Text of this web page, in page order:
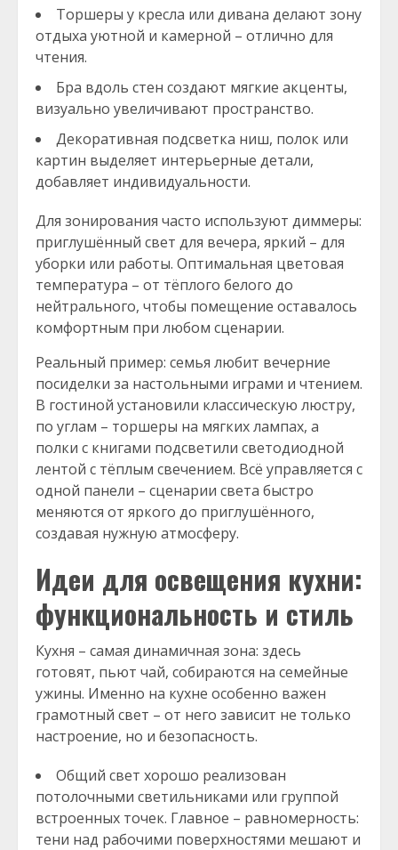
Торшеры у кресла или дивана делают зону
отдыха уютной и камерной – отлично для
чтения.
Бра вдоль стен создают мягкие акценты,
визуально увеличивают пространство.
Декоративная подсветка ниш, полок или
картин выделяет интерьерные детали,
добавляет индивидуальности.
Для зонирования часто используют диммеры:
приглушённый свет для вечера, яркий – для
уборки или работы. Оптимальная цветовая
температура – от тёплого белого до
нейтрального, чтобы помещение оставалось
комфортным при любом сценарии.
Реальный пример: семья любит вечерние
посиделки за настольными играми и чтением.
В гостиной установили классическую люстру,
по углам – торшеры на мягких лампах, а
полки с книгами подсветили светодиодной
лентой с тёплым свечением. Всё управляется с
одной панели – сценарии света быстро
меняются от яркого до приглушённого,
создавая нужную атмосферу.
Идеи для освещения кухни:
функциональность и стиль
Кухня – самая динамичная зона: здесь
готовят, пьют чай, собираются на семейные
ужины. Именно на кухне особенно важен
грамотный свет – от него зависит не только
настроение, но и безопасность.
Общий свет хорошо реализован
потолочными светильниками или группой
встроенных точек. Главное – равномерность:
тени над рабочими поверхностями мешают и